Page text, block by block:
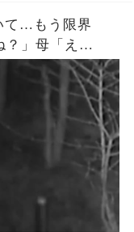
て…もう限界
」母「え
き出し額”に凍り